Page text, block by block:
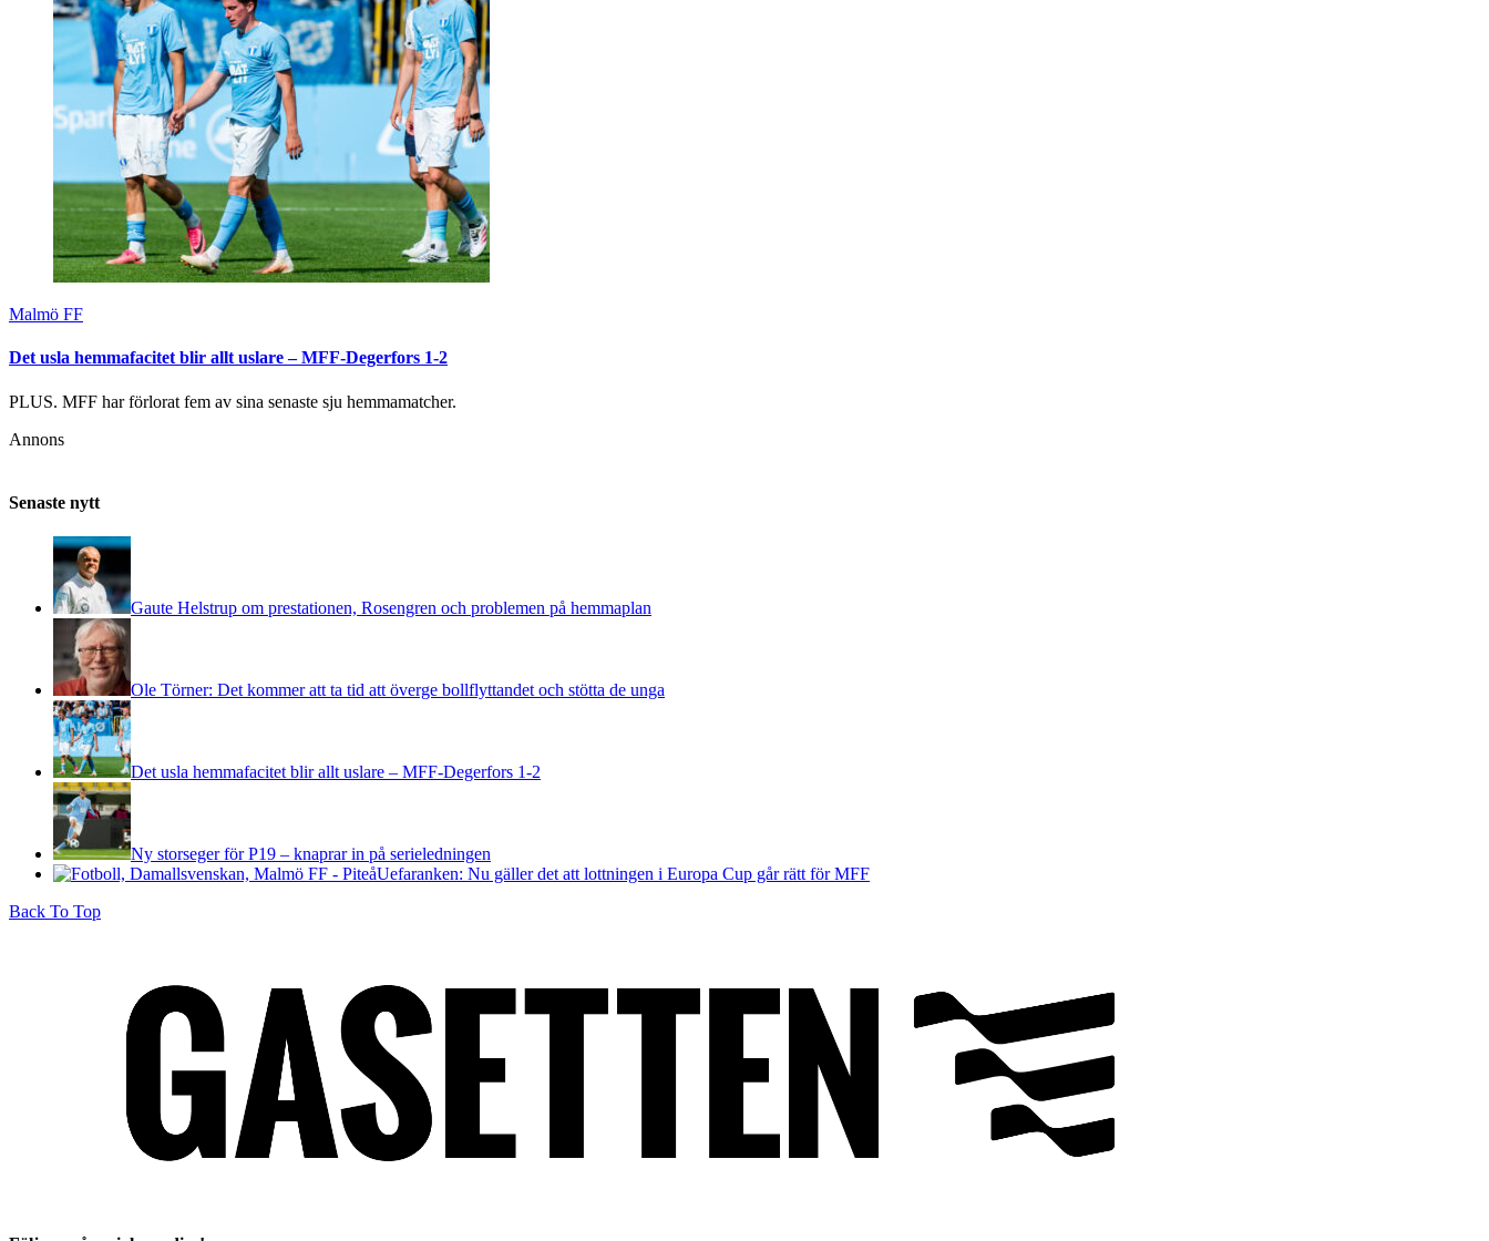
Malmö FF
Det usla hemmafacitet blir allt uslare – MFF-Degerfors 1-2
PLUS. MFF har förlorat fem av sina senaste sju hemmamatcher.
Annons
Senaste nytt
Gaute Helstrup om prestationen, Rosengren och problemen på hemmaplan
Ole Törner: Det kommer att ta tid att överge bollflyttandet och stötta de unga
Det usla hemmafacitet blir allt uslare – MFF-Degerfors 1-2
Ny storseger för P19 – knaprar in på serieledningen
Uefaranken: Nu gäller det att lottningen i Europa Cup går rätt för MFF
Back To Top